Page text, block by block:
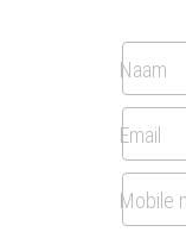
Naam
Email
Mobile